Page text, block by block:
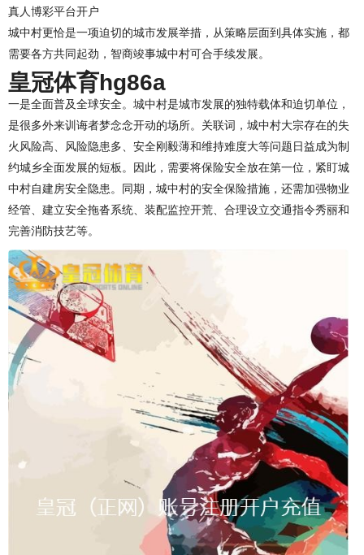
真人博彩平台开户
城中村更恰是一项迫切的城市发展举措，从策略层面到具体实施，都
需要各方共同起劲，智商竣事城中村可合手续发展。
皇冠体育hg86a
一是全面普及全球安全。城中村是城市发展的独特载体和迫切单位，
是很多外来训诲者梦念念开动的场所。关联词，城中村大宗存在的失
火风险高、风险隐患多、安全刚毅薄和维持难度大等问题日益成为制
约城乡全面发展的短板。因此，需要将保险安全放在第一位，紧盯城
中村自建房安全隐患。同期，城中村的安全保险措施，还需加强物业
经管、建立安全拖沓系统、装配监控开荒、合理设立交通指令秀丽和
完善消防技艺等。